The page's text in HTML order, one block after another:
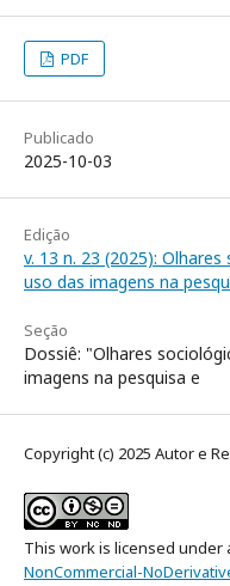
PDF
Publicado
2025-10-03
Edição
v. 13 n. 23 (2025):
uso das imagens na
Seção
Dossiê: "Olhares
imagens na pesquisa e
Copyright (c) 2025 Autor e
This work is licensed under
NonCommercial-